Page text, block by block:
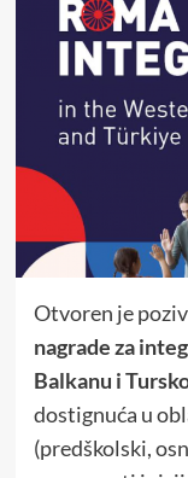
Otvoren je
nagrade za
Balkanu i
dostignuća u
(predškolski,